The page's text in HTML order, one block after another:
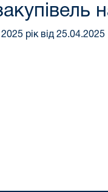
рік від 25.04.2025